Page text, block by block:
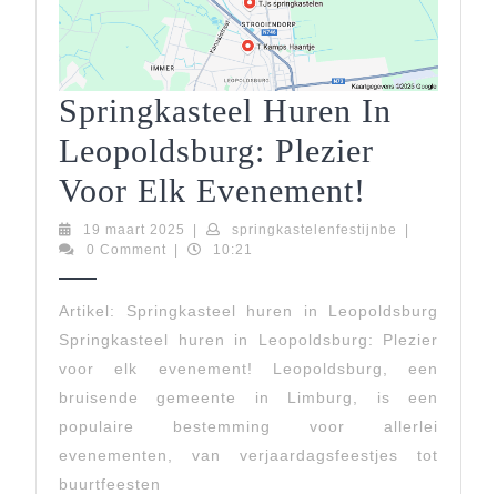
Springkasteel Huren In
Leopoldsburg: Plezier
Voor Elk Evenement!
Huren
Plezier
Voor
Elk
19 maart 2025 19
maart
| springkastelenfestijnbe
|
0 Comment
| 10:21
Artikel: Springkasteel huren in Leopoldsburg
Springkasteel huren in Leopoldsburg: Plezier
voor elk evenement! Leopoldsburg, een
bruisende gemeente in Limburg, is een
populaire bestemming voor allerlei
evenementen, van verjaardagsfeestjes tot
buurtfeesten